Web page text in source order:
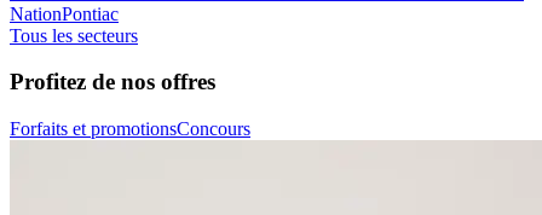
NationPontiac
Tous les secteurs
Profitez de nos offres
Forfaits et promotionsConcours